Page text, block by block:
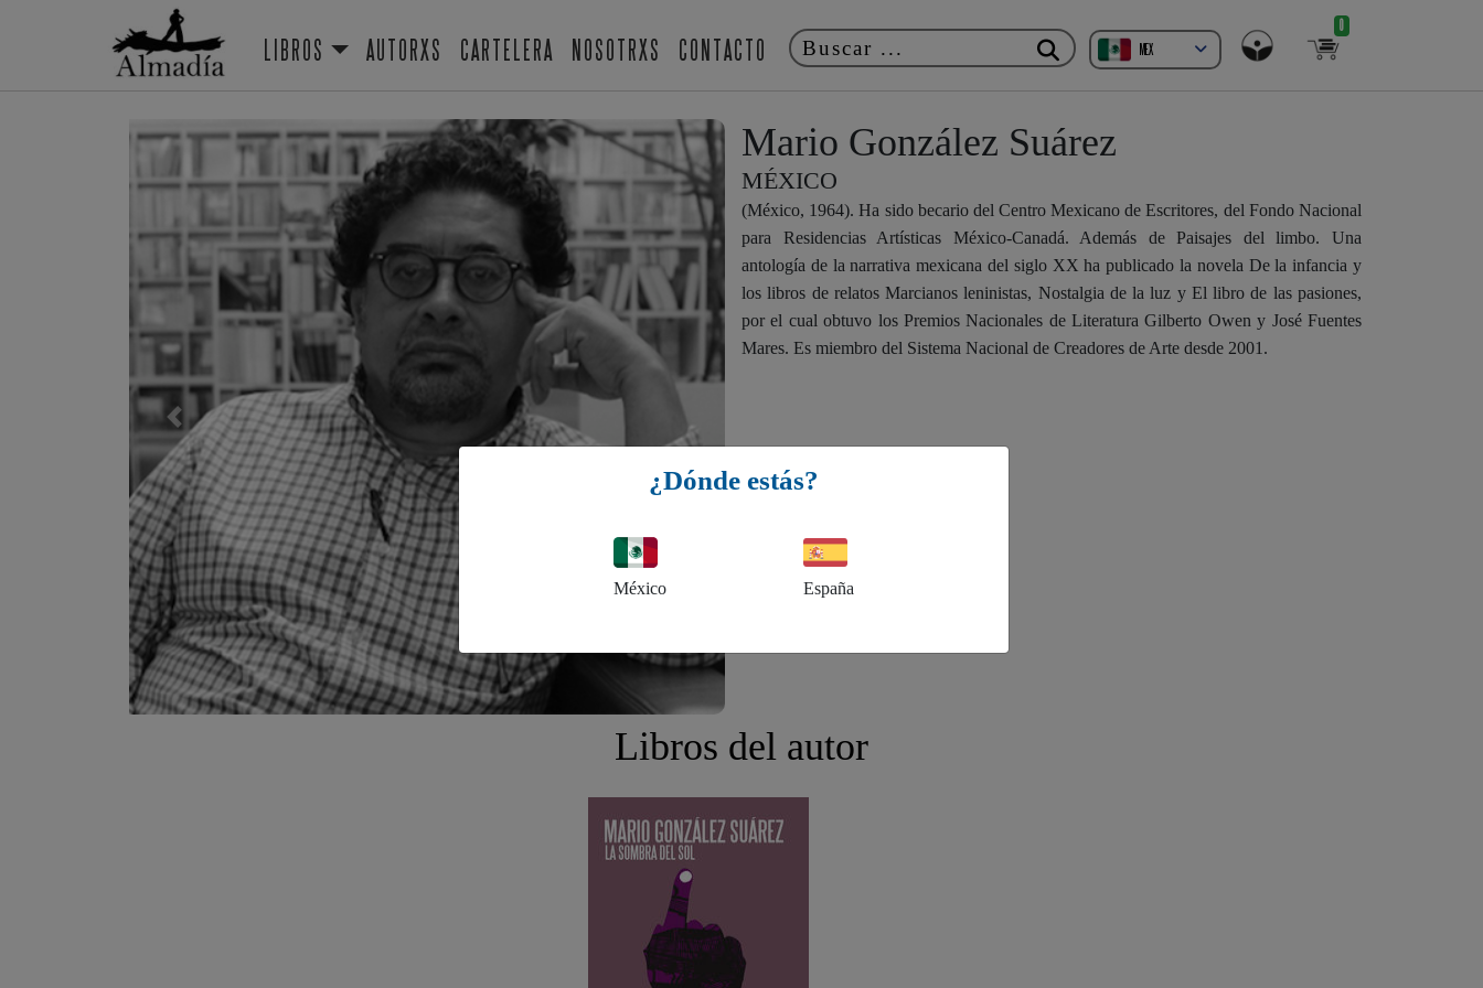
LIBROS AUTORXS CARTELERA NOSOTRXS CONTACTO MEX
0
Previous
Mario González Suárez
MÉXICO
(México, 1964). Ha sido becario del Centro Mexicano de Escritores, del Fondo Nacional
para Residencias Artísticas México-Canadá. Además de Paisajes del limbo. Una
antología de la narrativa mexicana del siglo XX ha publicado la novela De la infancia y
los libros de relatos Marcianos leninistas, Nostalgia de la luz y El libro de las pasiones,
por el cual obtuvo los Premios Nacionales de Literatura Gilberto Owen y José Fuentes
Mares. Es miembro del Sistema Nacional de Creadores de Arte desde 2001.
Libros del autor
¿Dónde estás?
México España